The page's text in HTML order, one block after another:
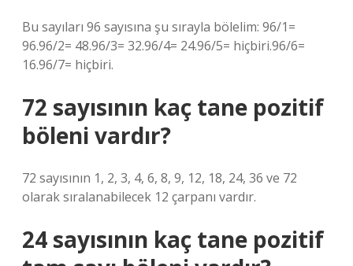
Bu sayıları 96 sayısına şu sırayla bölelim: 96/1=
96.96/2= 48.96/3= 32.96/4= 24.96/5= hiçbiri.96/6=
16.96/7= hiçbiri.
72 sayısının kaç tane pozitif
böleni vardır?
72 sayısının 1, 2, 3, 4, 6, 8, 9, 12, 18, 24, 36 ve 72
olarak sıralanabilecek 12 çarpanı vardır.
24 sayısının kaç tane pozitif